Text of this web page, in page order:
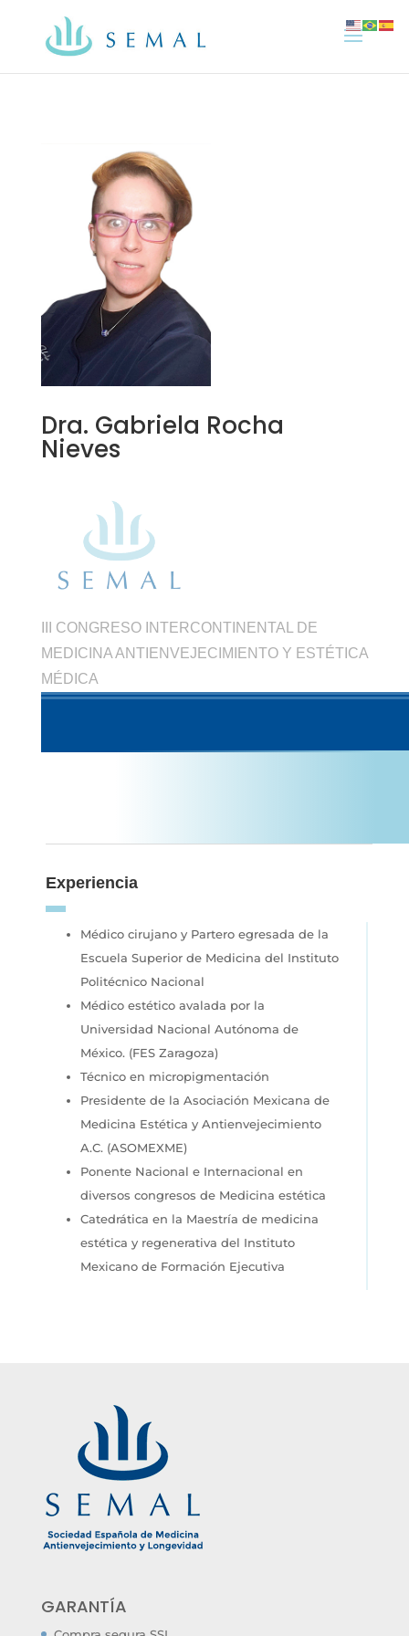
Dra. Gabriela Rocha
Nieves
III CONGRESO INTERCONTINENTAL DE
MEDICINA ANTIENVEJECIMIENTO Y ESTÉTICA
MÉDICA
Experiencia
Médico cirujano y Partero egresada de la
Escuela Superior de Medicina del Instituto
Politécnico Nacional
Médico estético avalada por la
Universidad Nacional Autónoma de
México. (FES Zaragoza)
Técnico en micropigmentación
Presidente de la Asociación Mexicana de
Medicina Estética y Antienvejecimiento
A.C. (ASOMEXME)
Ponente Nacional e Internacional en
diversos congresos de Medicina estética
Catedrática en la Maestría de medicina
estética y regenerativa del Instituto
Mexicano de Formación Ejecutiva
GARANTÍA